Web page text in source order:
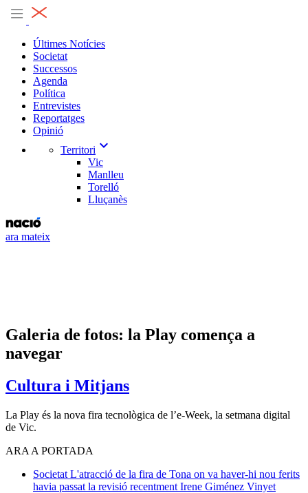
Últimes Notícies
Societat
Successos
Agenda
Política
Entrevistes
Reportatges
Opinió
Territori expand_more
Vic
Manlleu
Torelló
Lluçanès
ara mateix
Galeria de fotos: la Play comença a
navegar
Cultura i Mitjans
La Play és la nova fira tecnològica de l’e-Week, la setmana digital
de Vic.
ARA A PORTADA
Societat L'atracció de la fira de Tona on va haver-hi nou ferits
havia passat la revisió recentment Irene Giménez Vinyet